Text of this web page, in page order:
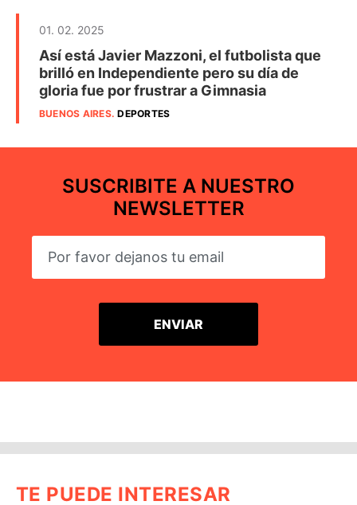
01. 02. 2025
Así está Javier Mazzoni, el futbolista que
brilló en Independiente pero su día de
gloria fue por frustrar a Gimnasia
BUENOS AIRES.DEPORTES
SUSCRIBITE A NUESTRO
NEWSLETTER
TE PUEDE INTERESAR